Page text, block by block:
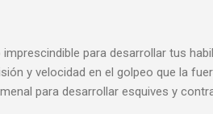
para desarrollar tus
y velocidad en el golpeo que la
para desarrollar esquives y